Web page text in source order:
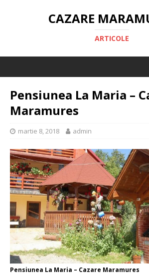
CAZARE
ARTICOLE
Pensiunea La Maria –
Maramures
martie 8, 2018 admin
Pensiunea La Maria – Cazare Maramures